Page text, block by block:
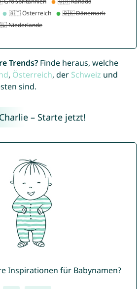
Trends?Finde heraus, welche
, Österreich, der Schweiz und
sind.
– Starte jetzt!
Inspirationen für Babynamen?